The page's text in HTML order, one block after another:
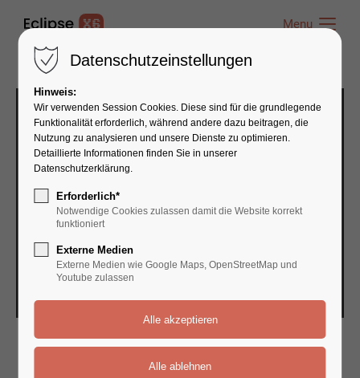
Menu
PROJECT DETAILS
Branding, Mockups
Datenschutzeinstellungen
Hinweis:
Wir verwenden Session Cookies. Diese sind für die grundlegende
Funktionalität erforderlich, während andere dazu beitragen, die
Nutzung zu analysieren und unsere Dienste zu optimieren.
Detaillierte Informationen finden Sie in unserer
Datenschutzerklärung.
Erforderlich*
Notwendige Cookies zulassen damit die Website korrekt
funktioniert
Externe Medien
Externe Medien wie Google Maps, OpenStreetMap und
Youtube zulassen
Menu